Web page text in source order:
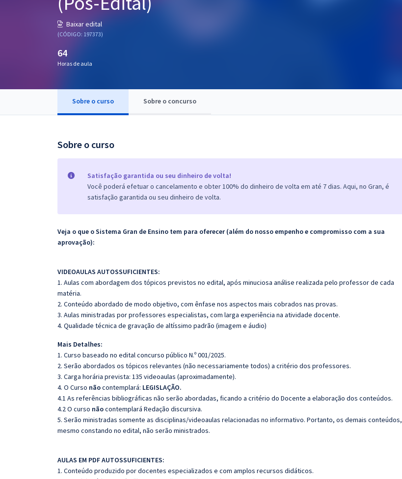
Baixar edital
(CÓDIGO: 197373)
64
Horas de aula
Sobre o curso Sobre o concurso
Sobre o curso
Satisfação garantida ou seu dinheiro de volta!
Você poderá efetuar o cancelamento e obter 100% do dinheiro de volta em até 7 dias. Aqui, no Gran, é
satisfação garantida ou seu dinheiro de volta.
Veja o que o Sistema Gran de Ensino tem para oferecer (além do nosso empenho e compromisso com a sua
aprovação):
VIDEOAULAS AUTOSSUFICIENTES:
1. Aulas com abordagem dos tópicos previstos no edital, após minuciosa análise realizada pelo professor de cada
matéria.
2. Conteúdo abordado de modo objetivo, com ênfase nos aspectos mais cobrados nas provas.
3. Aulas ministradas por professores especialistas, com larga experiência na atividade docente.
4. Qualidade técnica de gravação de altíssimo padrão (imagem e áudio)
Mais Detalhes:
1. Curso baseado no edital concurso público N.º 001/2025.
2. Serão abordados os tópicos relevantes (não necessariamente todos) a critério dos professores.
3. Carga horária prevista: 135 videoaulas (aproximadamente).
4. O Curso nãocontemplará: LEGISLAÇÃO.
4.1 As referências bibliográficas não serão abordadas, ficando a critério do Docente a elaboração dos conteúdos.
4.2 O curso nãocontemplará Redação discursiva.
5. Serão ministradas somente as disciplinas/videoaulas relacionadas no informativo. Portanto, os demais conteúdos,
mesmo constando no edital, não serão ministrados.
AULAS EM PDF AUTOSSUFICIENTES:
1. Conteúdo produzido por docentes especializados e com amplos recursos didáticos.